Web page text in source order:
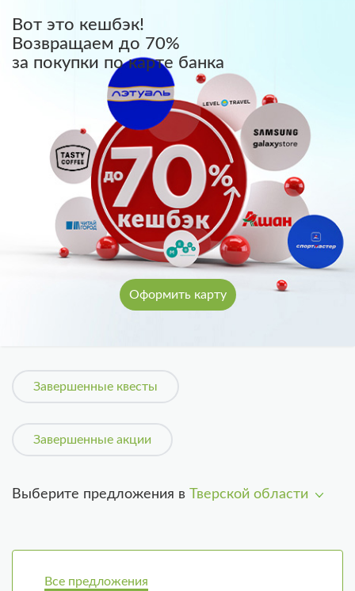
Вот это кешбэк!
Возвращаем до 70%
за покупки по карте банка
Оформить карту
Выберите предложения в Тверской области
Завершенные квесты
Завершенные акции
Все предложения